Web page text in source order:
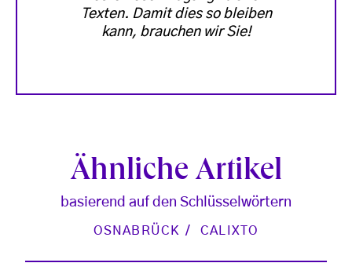
Texten. Damit dies so bleiben
kann, brauchen wir Sie!
Ähnliche Artikel
basierend auf den Schlüsselwörtern
OSNABRÜCK CALIXTO